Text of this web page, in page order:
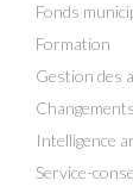
Fonds
Formation
Gestion des
Intelligence
Service-